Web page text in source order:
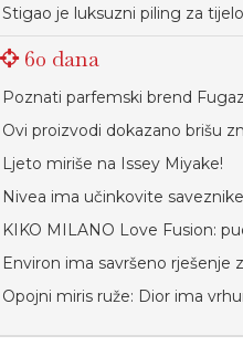
Stigao je luksuzni piling za
60 dana
Poznati parfemski brend
Ovi proizvodi dokazano brišu
Ljeto miriše na Issey Miyake!
Nivea ima učinkovite
KIKO MILANO Love Fusion:
Environ ima savršeno rješenje
Opojni miris ruže: Dior ima